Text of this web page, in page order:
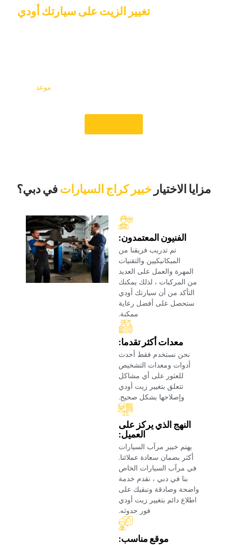
‏تغيير الزيت على سيارتك أودي‏
‏موعد ‏
‏مزايا الاختيار‏ خبير كراج السيارات‏في دبي؟‏
‏الفنيون المعتمدون:‏
‏تم تدريب فريقنا من
الميكانيكيين والتقنيات
المهرة والعمل على العديد
من المركبات ، لذلك يمكنك
التأكد من أن سيارتك أودي
ستحصل على أفضل رعاية
ممكنة.‏
‏معدات أكثر تقدما:‏
‏نحن نستخدم فقط أحدث
أدوات ومعدات التشخيص
للعثور على أي مشاكل
تتعلق بتغيير زيت أودي
وإصلاحها بشكل صحيح.‏
‏النهج الذي يركز على
العميل:‏
‏يهتم خبير مرآب السيارات
أكثر بضمان سعادة عملائنا.
في مرآب السيارات الخاص
بنا في دبي ، نقدم خدمة
واضحة وصادقة ونبقيك على
اطلاع دائم بتغيير زيت أودي
فور حدوثه.‏
‏موقع مناسب:‏